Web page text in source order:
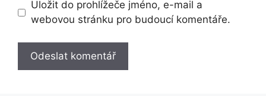
Uložit do prohlížeče jméno, e-mail a
webovou stránku pro budoucí komentáře.